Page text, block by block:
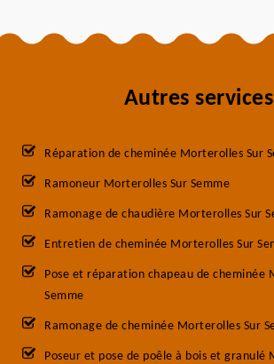
Autres services
Réparation de cheminée Morterolles Sur
Ramoneur Morterolles Sur Semme
Ramonage de chaudière Morterolles Sur
Entretien de cheminée Morterolles Sur
Pose et réparation chapeau de cheminée
Semme
Ramonage de cheminée Morterolles Sur
Poseur et pose de poêle à bois et granulé